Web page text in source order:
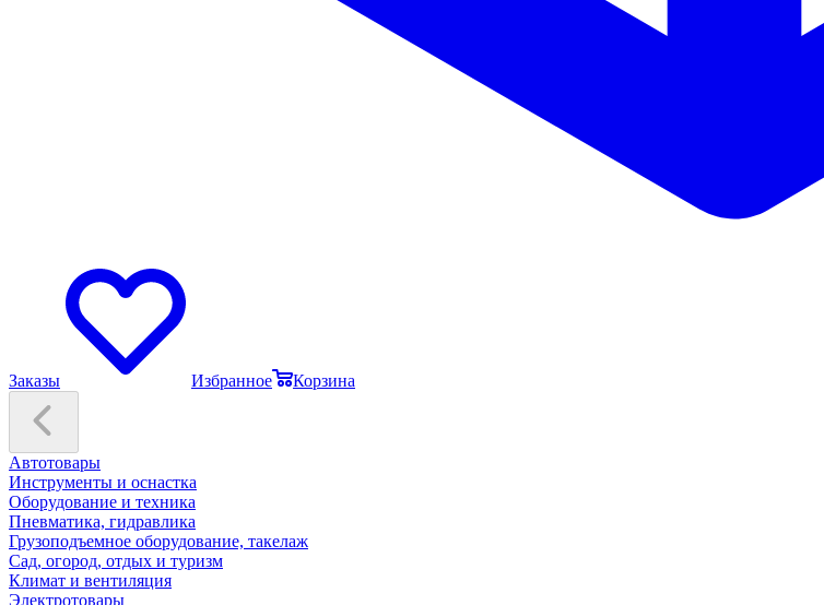
Заказы Избранное Корзина
Автотовары
Инструменты и оснастка
Оборудование и техника
Пневматика, гидравлика
Грузоподъемное оборудование, такелаж
Сад, огород, отдых и туризм
Климат и вентиляция
Электротовары